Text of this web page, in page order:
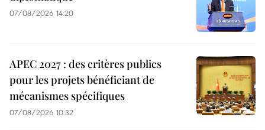
07/08/2026 14:20
APEC 2027 : des critères publics
pour les projets bénéficiant de
mécanismes spécifiques
07/08/2026 10:32